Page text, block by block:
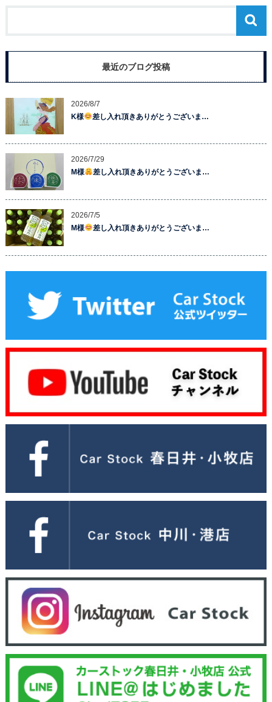
最近のブログ投稿
2026/8/7
K様
差し入れ頂きありがとうございま…
2026/7/29
M様
差し入れ頂きありがとうございま…
2026/7/5
M様
差し入れ頂きありがとうございま…